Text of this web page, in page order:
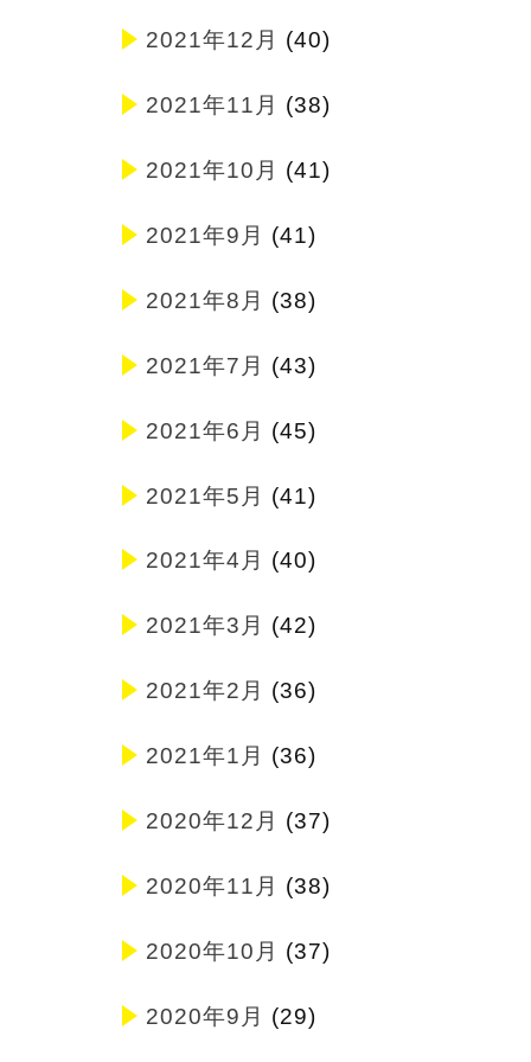
2021年12月 (40)
2021年11月 (38)
2021年10月 (41)
2021年9月 (41)
2021年8月 (38)
2021年7月 (43)
2021年6月 (45)
2021年5月 (41)
2021年4月 (40)
2021年3月 (42)
2021年2月 (36)
2021年1月 (36)
2020年12月 (37)
2020年11月 (38)
2020年10月 (37)
2020年9月 (29)